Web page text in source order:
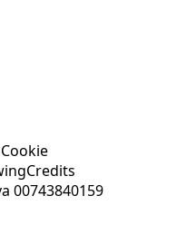
Credits
00743840159